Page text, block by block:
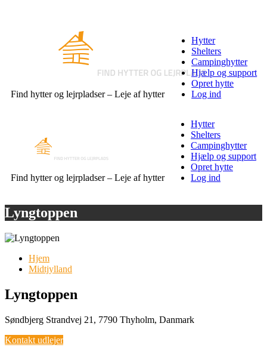
Find hytter og lejrpladser – Leje af hytter
Hytter
Shelters
Campinghytter
Hjælp og support
Opret hytte
Log ind
Find hytter og lejrpladser – Leje af hytter
Hytter
Shelters
Campinghytter
Hjælp og support
Opret hytte
Log ind
Lyngtoppen
Hjem
Midtjylland
Lyngtoppen
Søndbjerg Strandvej 21, 7790 Thyholm, Danmark
Kontakt udlejer